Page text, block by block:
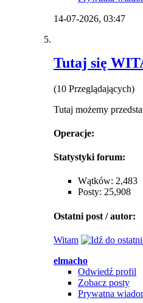
14-07-2026, 03:47
Tutaj się
(10 Przeglądających)
Tutaj możemy
Operacje:
Statystyki forum:
Wątków: 2,483
Posty: 25,908
Ostatni post / autor:
Witam
elmacho
Odwiedź profil
Zobacz posty
Prywatna